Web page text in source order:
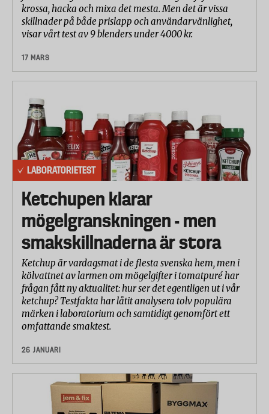
krossa, hacka och mixa det mesta. Men det är vissa
skillnader på både prislapp och användarvänlighet,
visar vårt test av 9 blenders under 4000 kr.
17 MARS
LABORATORIETEST
Ketchupen klarar
mögelgranskningen - men
smakskillnaderna är stora
Ketchup är vardagsmat i de flesta svenska hem, men i
kölvattnet av larmen om mögelgifter i tomatpuré har
frågan fått ny aktualitet: hur ser det egentligen ut i vår
ketchup? Testfakta har låtit analysera tolv populära
märken i laboratorium och samtidigt genomfört ett
omfattande smaktest.
26 JANUARI